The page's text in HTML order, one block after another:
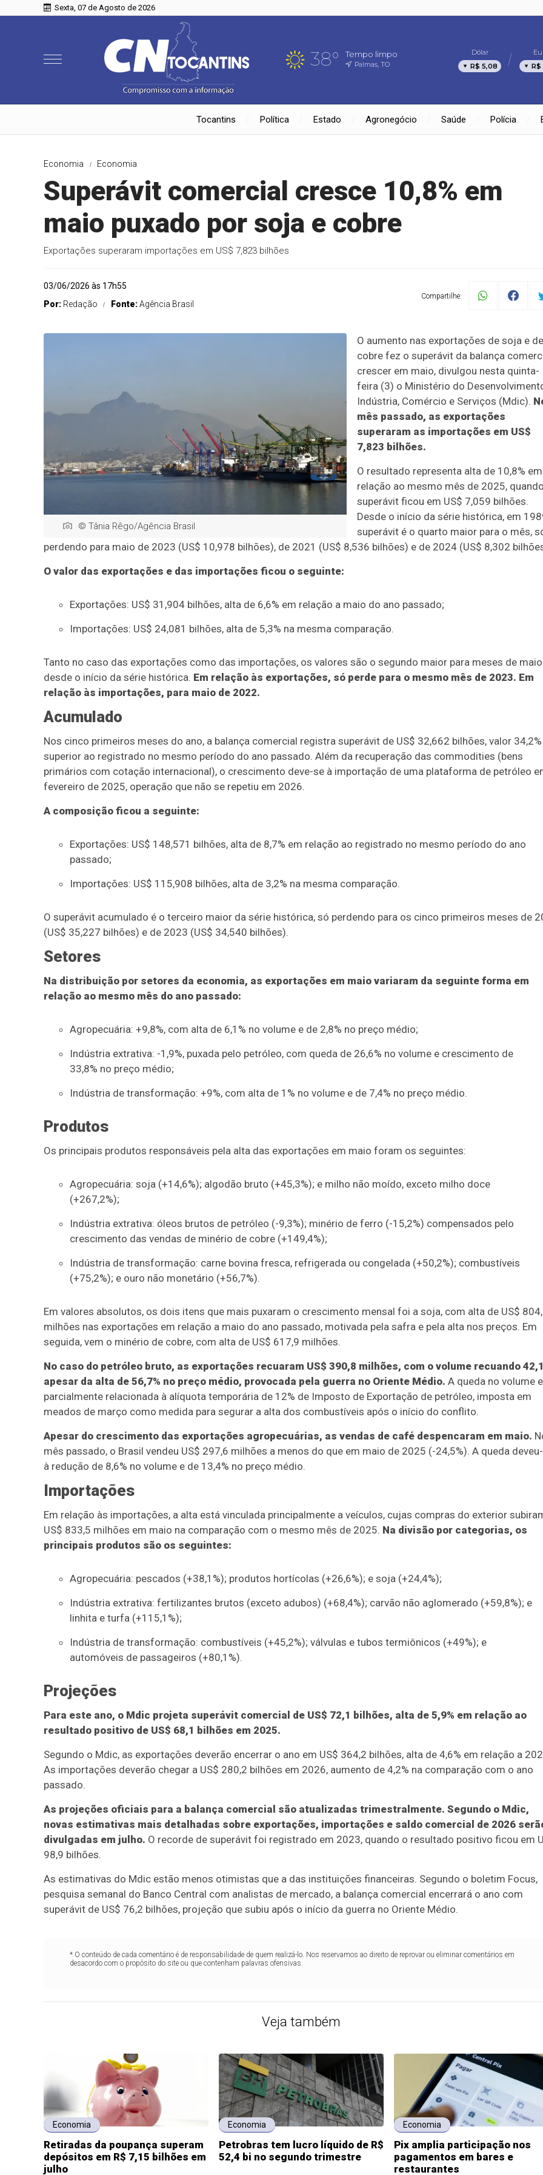
Sexta, 07 de Agosto de 2026
38° Tempo limpo
Palmas, TO
Dólar
R$ 5,08
R$
Tocantins Política Estado Agronegócio Saúde Polícia
Economia Economia
Superávit comercial cresce 10,8% em
maio puxado por soja e cobre
Exportações superaram importações em US$ 7,823 bilhões
03/06/2026 às 17h55
Por: Redação Fonte:Agência Brasil
Compartilhe:
© Tânia Rêgo/Agência Brasil
O aumento nas exportações de soja e de
cobre fez o superávit da balança
crescer em maio, divulgou nesta quinta-
feira (3) o Ministério do
Indústria, Comércio e Serviços (Mdic).
mês passado, as exportações
superaram as importações em US$
7,823 bilhões.
O resultado representa alta de 10,8% em
relação ao mesmo mês de 2025,
superávit ficou em US$ 7,059 bilhões.
Desde o início da série histórica, em
superávit é o quarto maior para o mês,
perdendo para maio de 2023 (US$ 10,978 bilhões), de 2021 (US$ 8,536 bilhões) e de 2024 (US$ 8,302
O valor das exportações e das importações ficou o seguinte:
Exportações: US$ 31,904 bilhões, alta de 6,6% em relação a maio do ano passado;
Importações: US$ 24,081 bilhões, alta de 5,3% na mesma comparação.
Tanto no caso das exportações como das importações, os valores são o segundo maior para meses de maio
desde o início da série histórica. Em relação às exportações, só perde para o mesmo mês de 2023. Em
relação às importações, para maio de 2022.
Acumulado
Nos cinco primeiros meses do ano, a balança comercial registra superávit de US$ 32,662 bilhões, valor 34,2%
superior ao registrado no mesmo período do ano passado. Além da recuperação das commodities (bens
primários com cotação internacional), o crescimento deve-se à importação de uma plataforma de petróleo
fevereiro de 2025, operação que não se repetiu em 2026.
A composição ficou a seguinte:
Exportações: US$ 148,571 bilhões, alta de 8,7% em relação ao registrado no mesmo período do ano
passado;
Importações: US$ 115,908 bilhões, alta de 3,2% na mesma comparação.
O superávit acumulado é o terceiro maior da série histórica, só perdendo para os cinco primeiros meses de
(US$ 35,227 bilhões) e de 2023 (US$ 34,540 bilhões).
Setores
Na distribuição por setores da economia, as exportações em maio variaram da seguinte forma em
relação ao mesmo mês do ano passado:
Agropecuária: +9,8%, com alta de 6,1% no volume e de 2,8% no preço médio;
Indústria extrativa: -1,9%, puxada pelo petróleo, com queda de 26,6% no volume e crescimento de
33,8% no preço médio;
Indústria de transformação: +9%, com alta de 1% no volume e de 7,4% no preço médio.
Produtos
Os principais produtos responsáveis pela alta das exportações em maio foram os seguintes:
Agropecuária: soja (+14,6%); algodão bruto (+45,3%); e milho não moído, exceto milho doce
(+267,2%);
Indústria extrativa: óleos brutos de petróleo (-9,3%); minério de ferro (-15,2%) compensados pelo
crescimento das vendas de minério de cobre (+149,4%);
Indústria de transformação: carne bovina fresca, refrigerada ou congelada (+50,2%); combustíveis
(+75,2%); e ouro não monetário (+56,7%).
Em valores absolutos, os dois itens que mais puxaram o crescimento mensal foi a soja, com alta de US$
milhões nas exportações em relação a maio do ano passado, motivada pela safra e pela alta nos preços. Em
seguida, vem o minério de cobre, com alta de US$ 617,9 milhões.
No caso do petróleo bruto, as exportações recuaram US$ 390,8 milhões, com o volume recuando
apesar da alta de 56,7% no preço médio, provocada pela guerra no Oriente Médio. A queda no volume
parcialmente relacionada à alíquota temporária de 12% de Imposto de Exportação de petróleo, imposta em
meados de março como medida para segurar a alta dos combustíveis após o início do conflito.
Apesar do crescimento das exportações agropecuárias, as vendas de café despencaram em maio.
mês passado, o Brasil vendeu US$ 297,6 milhões a menos do que em maio de 2025 (-24,5%). A queda
à redução de 8,6% no volume e de 13,4% no preço médio.
Importações
Em relação às importações, a alta está vinculada principalmente a veículos, cujas compras do exterior
US$ 833,5 milhões em maio na comparação com o mesmo mês de 2025. Na divisão por categorias, os
principais produtos são os seguintes:
Agropecuária: pescados (+38,1%); produtos hortícolas (+26,6%); e soja (+24,4%);
Indústria extrativa: fertilizantes brutos (exceto adubos) (+68,4%); carvão não aglomerado (+59,8%); e
linhita e turfa (+115,1%);
Indústria de transformação: combustíveis (+45,2%); válvulas e tubos termiônicos (+49%); e
automóveis de passageiros (+80,1%).
Projeções
Para este ano, o Mdic projeta superávit comercial de US$ 72,1 bilhões, alta de 5,9% em relação ao
resultado positivo de US$ 68,1 bilhões em 2025.
Segundo o Mdic, as exportações deverão encerrar o ano em US$ 364,2 bilhões, alta de 4,6% em relação a
As importações deverão chegar a US$ 280,2 bilhões em 2026, aumento de 4,2% na comparação com o ano
passado.
As projeções oficiais para a balança comercial são atualizadas trimestralmente. Segundo o Mdic,
novas estimativas mais detalhadas sobre exportações, importações e saldo comercial de 2026
divulgadas em julho. O recorde de superávit foi registrado em 2023, quando o resultado positivo ficou em
98,9 bilhões.
As estimativas do Mdic estão menos otimistas que a das instituições financeiras. Segundo o boletim Focus,
pesquisa semanal do Banco Central com analistas de mercado, a balança comercial encerrará o ano com
superávit de US$ 76,2 bilhões, projeção que subiu após o início da guerra no Oriente Médio.
* O conteúdo de cada comentário é de responsabilidade de quem realizá-lo. Nos reservamos ao direito de reprovar ou eliminar comentários em
desacordo com o propósito do site ou que contenham palavras ofensivas.
Veja também
Economia
Retiradas da poupança superam
depósitos em R$ 7,15 bilhões em
julho
Economia
Petrobras tem lucro líquido de R$
52,4 bi no segundo trimestre
Economia
Pix amplia participação nos
pagamentos em bares e
restaurantes